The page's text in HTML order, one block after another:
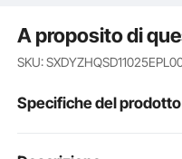
A proposito di
SKU:
Specifiche del prodotto
Numero modello